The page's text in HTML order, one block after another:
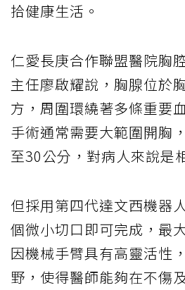
拾健康生活。
仁愛長庚合作聯盟醫院胸
主任廖啟耀說，胸腺位於
方，周圍環繞著多條重要
手術通常需要大範圍開胸
至30公分，對病人來說是
但採用第四代達文西機器
個微小切口即可完成，最
因機械手臂具有高靈活性
野，使得醫師能夠在不傷